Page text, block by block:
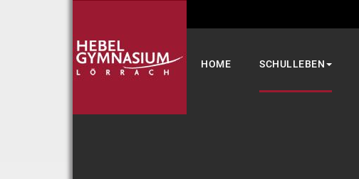
HOME SCHULLEBEN